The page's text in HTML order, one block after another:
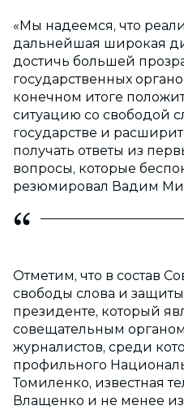
«Мы надеемся, что
дальнейшая широкая
достичь большей
государственных
конечном итоге
ситуацию со свободой
государстве и
получать ответы из
вопросы, которые
резюмировал Вадим
Отметим, что в состав
свободы слова и
президенте, который
совещательным
журналистов, среди
профильного
Томиленко, известная
Влащенко и не менее